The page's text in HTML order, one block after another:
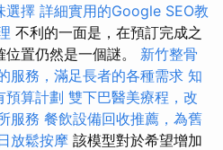
選擇 詳細實用的Google SEO教
不利的一面是，在預訂完成之
置仍然是一個謎。 新竹整骨
服務，滿足長者的各種需求 知
預算計劃 雙下巴醫美療程，改
服務 餐飲設備回收推薦，為舊
放鬆按摩 該模型對於希望增加